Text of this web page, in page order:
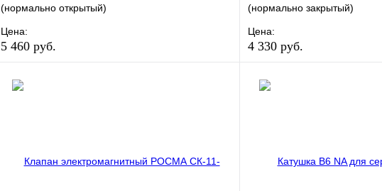
(нормально открытый)
Цена:
5 460 руб.
Купить в 1 клик
(нормально закрытый)
Цена:
4 330 руб.
Купить в 1 клик